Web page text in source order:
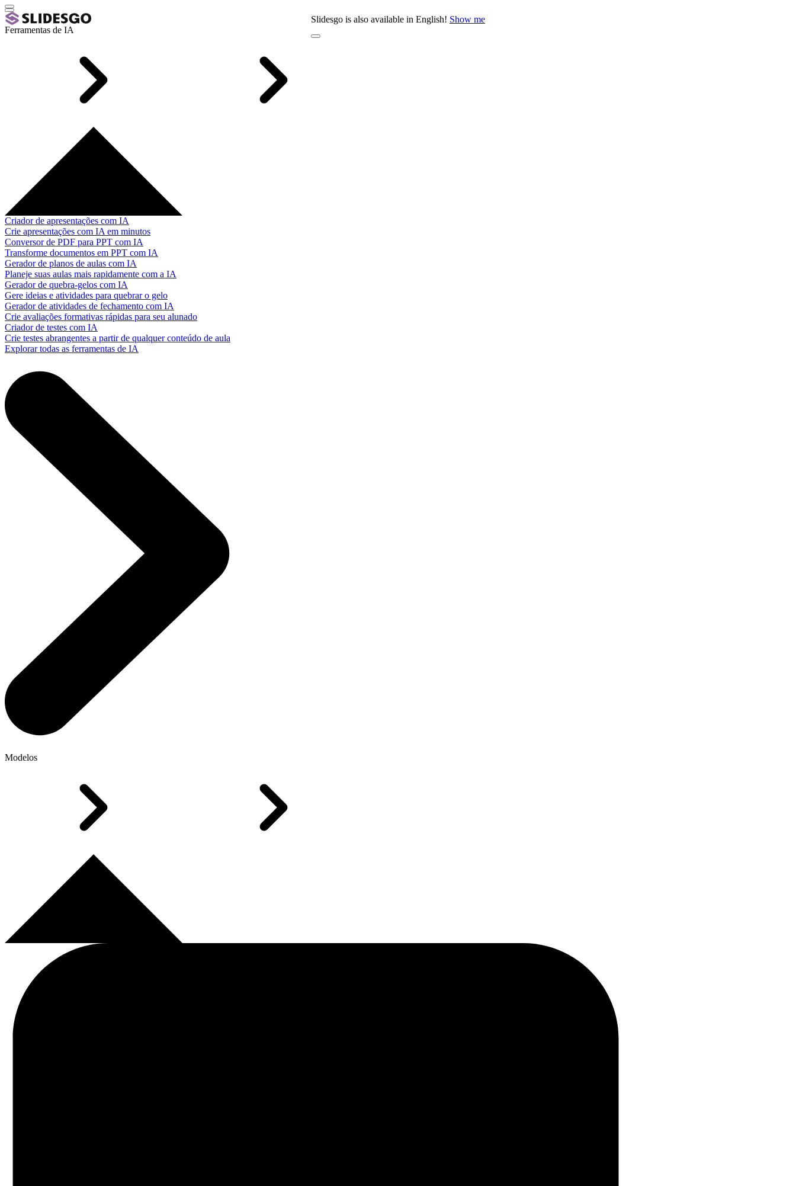
Slidesgo is also available in English! Show me
Ferramentas de IA
Criador de apresentações com IA
Crie apresentações com IA em minutos
Conversor de PDF para PPT com IA
Transforme documentos em PPT com IA
Gerador de planos de aulas com IA
Planeje suas aulas mais rapidamente com a IA
Gerador de quebra-gelos com IA
Gere ideias e atividades para quebrar o gelo
Gerador de atividades de fechamento com IA
Crie avaliações formativas rápidas para seu alunado
Criador de testes com IA
Crie testes abrangentes a partir de qualquer conteúdo de aula
Explorar todas as ferramentas de IA
Modelos